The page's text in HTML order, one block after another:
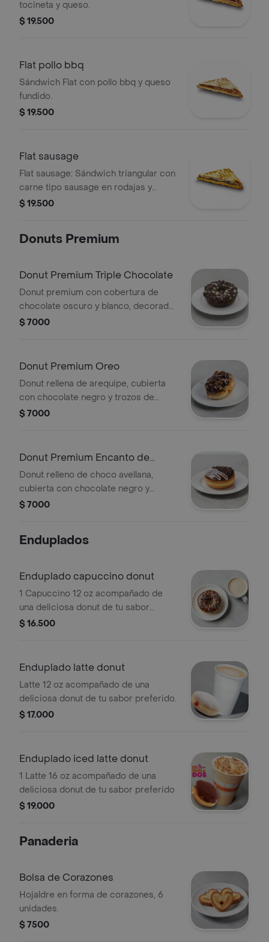
tocineta y queso.
$ 19.500
Flat pollo bbq
Sándwich Flat con pollo bbq y queso
fundido.
$ 19.500
Flat sausage
Flat sausage: Sándwich triangular con
carne tipo sausage en rodajas y
queso fundido.
$ 19.500
Donuts Premium
Donut Premium Triple Chocolate
Donut premium con cobertura de
chocolate oscuro y blanco, decorada
con chispas de chocolate.
$ 7000
Donut Premium Oreo
Donut rellena de arequipe, cubierta
con chocolate negro y trozos de
galleta oreo
$ 7000
Donut Premium Encanto de
Chocolate
Donut relleno de choco avellana,
cubierta con chocolate negro y
grageas de chocolate
$ 7000
Enduplados
Enduplado capuccino donut
1 Capuccino 12 oz acompañado de
una deliciosa donut de tu sabor
preferido.
$ 16.500
Enduplado latte donut
Latte 12 oz acompañado de una
deliciosa donut de tu sabor preferido.
$ 17.000
Enduplado iced latte donut
1 Latte 16 oz acompañado de una
deliciosa donut de tu sabor preferido
$ 19.000
Panaderia
Bolsa de Corazones
Hojaldre en forma de corazones, 6
unidades.
$ 7500